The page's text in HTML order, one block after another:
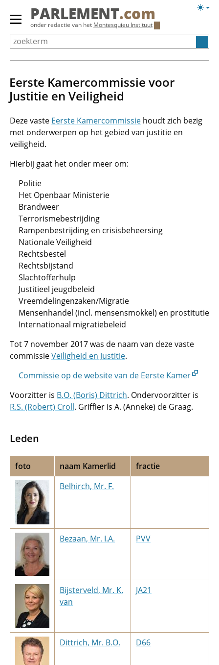
Overslaan
Primair
menu
tonen/verbergen
PARLEMENT.com
onder redactie van het Montesquieu Instituut
Eerste Kamercommissie voor
Justitie en Veiligheid
Deze vaste Eerste Kamercommissie houdt zich bezig
met onderwerpen op het gebied van justitie en
veiligheid.
Hierbij gaat het onder meer om:
Politie
Het Openbaar Ministerie
Brandweer
Terrorismebestrijding
Rampenbestrijding en crisisbeheersing
Nationale Veiligheid
Rechtsbestel
Rechtsbijstand
Slachtofferhulp
Justitieel jeugdbeleid
Vreemdelingenzaken/Migratie
Mensenhandel (incl. mensensmokkel) en prostitutie
Internationaal migratiebeleid
Tot 7 november 2017 was de naam van deze vaste
commissieVeiligheid en Justitie.
Commissie op de website van de Eerste Kamer
Voorzitter is B.O. (Boris) Dittrich. Ondervoorzitter is
R.S. (Robert) Croll. Griffier is A. (Anneke) de Graag.
Leden
foto naam Kamerlid
fractie
Belhirch, Mr. F.
Bezaan, Mr. I.A. PVV
Bijsterveld, Mr. K.
van
JA21
Dittrich, Mr. B.O. D66